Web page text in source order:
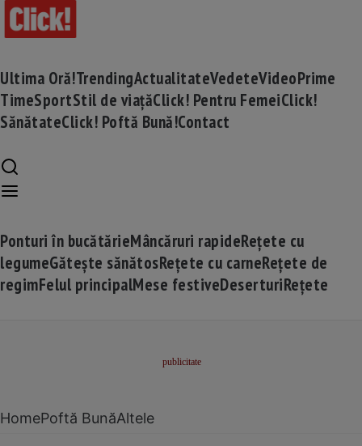
Ultima Oră!TrendingActualitateVedeteVideoPrime
TimeSportStil de viațăClick! Pentru FemeiClick!
SănătateClick! Poftă Bună!Contact
Ponturi în bucătărieMâncăruri rapideRețete cu
legumeGătește sănătosRețete cu carneRețete de
regimFelul principalMese festiveDeserturiRețete
HomePoftă BunăAltele